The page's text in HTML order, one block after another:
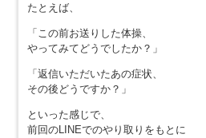
たとえば、
「この前お送りした体操、
やってみてどうでしたか？」
「返信いただいたあの症状、
その後どうですか？」
といった感じで、
前回のLINEでのやり取りをもとに